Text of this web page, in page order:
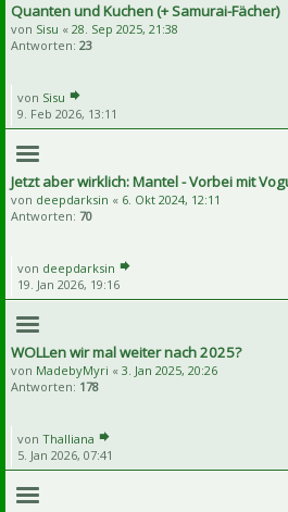
Quanten und Kuchen (+ Samurai-Fächer)
von Sisu « 28. Sep 2025, 21:38
Antworten: 23
von Sisu
9. Feb 2026, 13:11
Jetzt aber wirklich: Mantel - Vorbei mit
von deepdarksin « 6. Okt 2024, 12:11
Antworten: 70
von deepdarksin
19. Jan 2026, 19:16
WOLLen wir mal weiter nach 2025?
von MadebyMyri « 3. Jan 2025, 20:26
Antworten: 178
von Thalliana
5. Jan 2026, 07:41